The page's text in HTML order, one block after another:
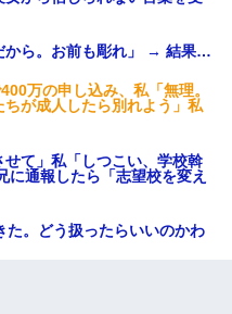
から。お前も彫れ」 → 結果…
万の申し込み、私「無理。
が成人したら別れよう」私
て」私「しつこい、学校斡
通報したら「志望校を変え
た。どう扱ったらいいのかわ